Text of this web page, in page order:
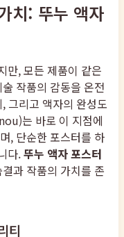
치: 뚜누 액자
만, 모든 제품이 같은
작품의 감동을 온전
그리고 액자의 완성도
는 바로 이 지점에
, 단순한 포스터를 하
다.뚜누 액자 포스터
과 작품의 가치를 존
티